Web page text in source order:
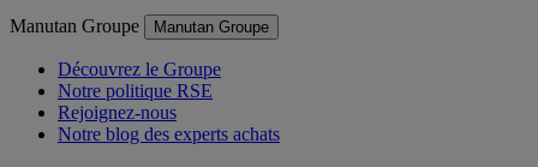
Manutan Groupe Manutan Groupe
Découvrez le Groupe
Notre politique RSE
Rejoignez-nous
Notre blog des experts achats